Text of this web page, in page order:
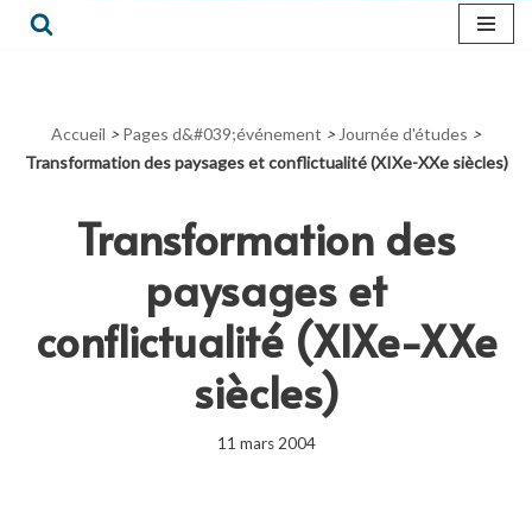
Accueil > Pages d&#039;événement > Journée d'études >
Transformation des paysages et conflictualité (XIXe-XXe siècles)
Transformation des
paysages et
conflictualité (XIXe-XXe
siècles)
11 mars 2004